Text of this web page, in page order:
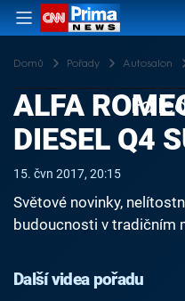
Domů Pořady Autosalon
ALFA
DIESEL Q4
15. čvn 2017, 20:15
Světové novinky,
budoucnosti v tradičním
Další videa pořadu